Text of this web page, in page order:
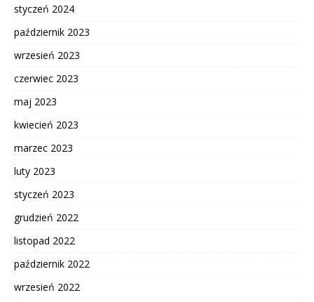
styczeń 2024
październik 2023
wrzesień 2023
czerwiec 2023
maj 2023
kwiecień 2023
marzec 2023
luty 2023
styczeń 2023
grudzień 2022
listopad 2022
październik 2022
wrzesień 2022